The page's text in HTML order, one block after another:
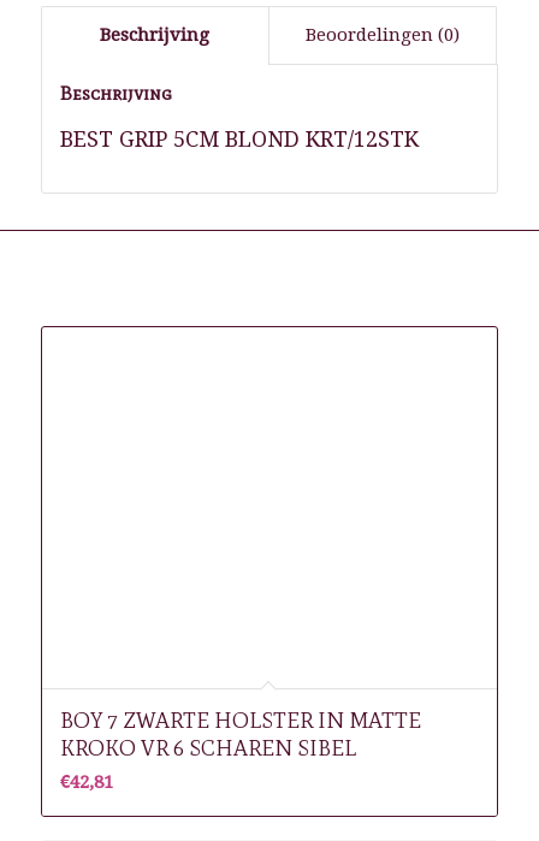
Beschrijving Beoordelingen (0)
Beschrijving
BEST GRIP 5CM BLOND KRT/12STK
BOY 7 ZWARTE HOLSTER IN MATTE
KROKO VR 6 SCHAREN SIBEL
€42,81